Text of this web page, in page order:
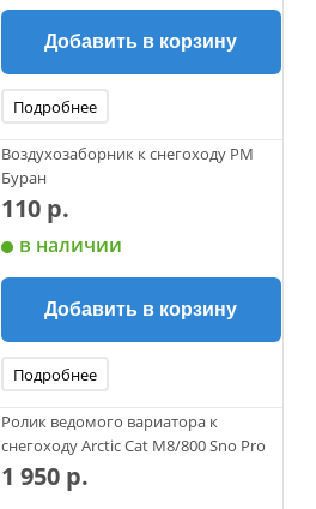
Добавить в корзину
Подробнее
Воздухозаборник к снегоходу РМ
Буран
110 р.
в наличии
Добавить в корзину
Подробнее
Ролик ведомого вариатора к
снегоходу Arctic Cat М8/800 Sno Pro
1 950 р.